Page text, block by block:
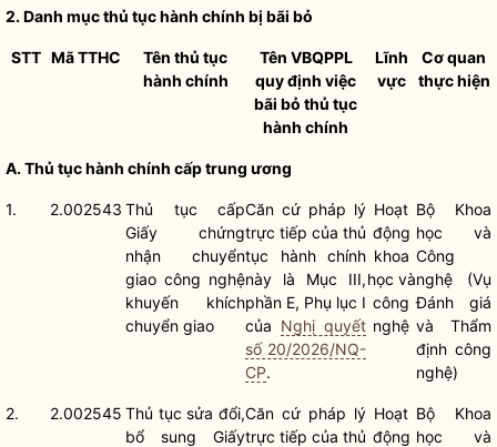
2.Danh mụcthủ tục hành chính bị bãi bỏ
STT Mã TTHC Tên thủ tục
hành chính
Tên VBQPPL
quy định việc
bãi bỏ thủ tục
hành chính
Lĩnh
vực
Cơ quan
thực hiện
A.Thủ tục hành chính cấp trung ương
1. 2.002543 Thủ tục cấp
Giấy chứng
nhận chuyển
giao công nghệ
khuyến khích
chuyển giao
Căn cứ pháp lý
trực tiếp của thủ
tục hành chính
này là Mục III,
phần E, Phụ lục I
của Nghị quyết
số 20/2026/NQ-
CP.
Hoạt
động
khoa
học và
công
nghệ
Bộ Khoa
học và
Công
nghệ (Vụ
Đánh giá
và Thẩm
định công
nghệ)
2. 2.002545 Thủ tục sửa đổi,
bổ sung Giấy
Căn cứ pháp lý
trực tiếp của thủ
Hoạt
động
Bộ Khoa
học và